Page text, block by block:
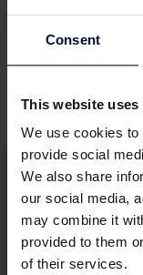
Consent
This website uses
We use cookies
provide social
We also share
our social media,
may combine it
provided to them
of their services.
Na een
2 keer per